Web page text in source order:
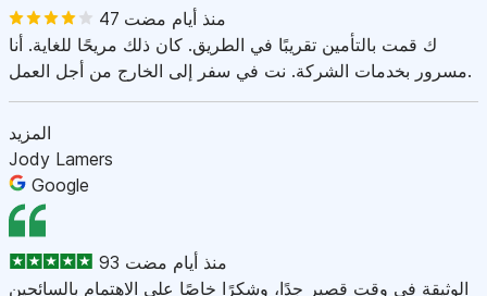
47 منذ أيام مضت
ك قمت بالتأمين تقريبًا في الطريق. كان ذلك مريحًا للغاية. أنا
مسرور بخدمات الشركة. نت في سفر إلى الخارج من أجل العمل.
المزيد
Jody Lamers
Google
93 منذ أيام مضت
الوثيقة في وقت قصير جدًا، وشكرًا خاصًا على الاهتمام بالسائحين